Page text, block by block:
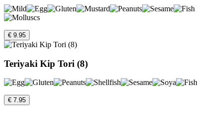
€ 9.95
Teriyaki Kip Tori (8)
€ 7.95